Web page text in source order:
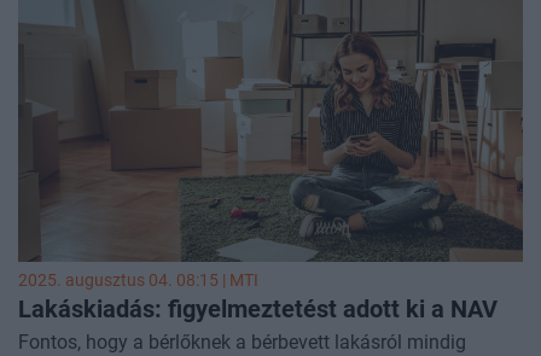
leginkább, noha a mi korábbi elemzésünk némileg
2025. augusztus 04. 08:15 | MTI
Lakáskiadás: figyelmeztetést adott ki a NAV
Fontos, hogy a bérlőknek a bérbevett lakásról mindig